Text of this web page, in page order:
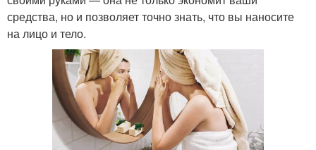
средства, но и позволяет точно знать, что вы наносите
на лицо и тело.